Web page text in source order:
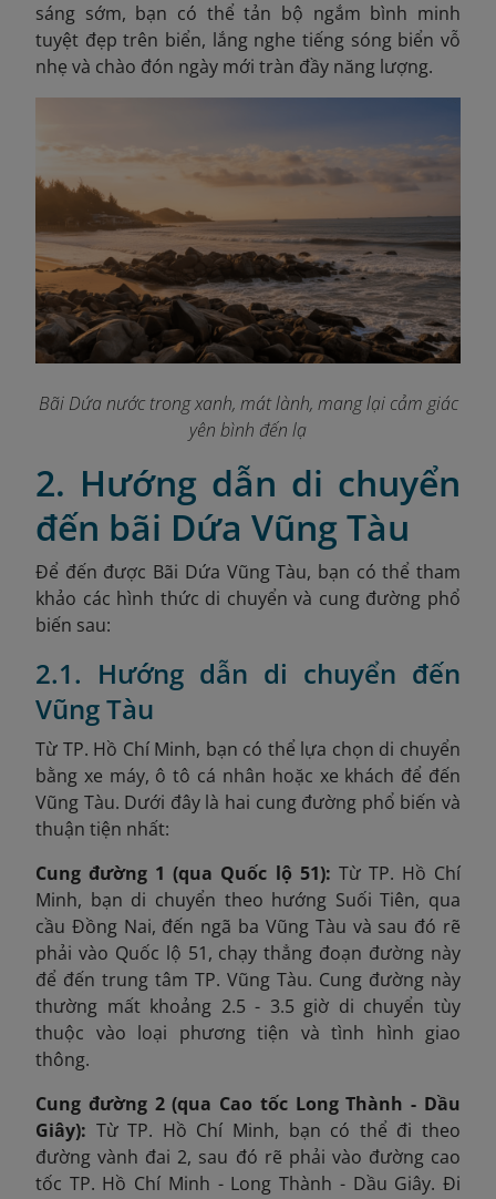
sáng sớm, bạn có thể tản bộ ngắm bình minh
tuyệt đẹp trên biển, lắng nghe tiếng sóng biển vỗ
nhẹ và chào đón ngày mới tràn đầy năng lượng.
Bãi Dứa nước trong xanh, mát lành, mang lại cảm giác
yên bình đến lạ
2. Hướng dẫn di chuyển
đến bãi Dứa Vũng Tàu
Để đến được Bãi Dứa Vũng Tàu, bạn có thể tham
khảo các hình thức di chuyển và cung đường phổ
biến sau:
2.1. Hướng dẫn di chuyển đến
Vũng Tàu
Từ TP. Hồ Chí Minh, bạn có thể lựa chọn di chuyển
bằng xe máy, ô tô cá nhân hoặc xe khách để đến
Vũng Tàu. Dưới đây là hai cung đường phổ biến và
thuận tiện nhất:
Cung đường 1 (qua Quốc lộ 51): Từ TP. Hồ Chí
Minh, bạn di chuyển theo hướng Suối Tiên, qua
cầu Đồng Nai, đến ngã ba Vũng Tàu và sau đó rẽ
phải vào Quốc lộ 51, chạy thẳng đoạn đường này
để đến trung tâm TP. Vũng Tàu. Cung đường này
thường mất khoảng 2.5 - 3.5 giờ di chuyển tùy
thuộc vào loại phương tiện và tình hình giao
thông.
Cung đường 2 (qua Cao tốc Long Thành - Dầu
Giây): Từ TP. Hồ Chí Minh, bạn có thể đi theo
đường vành đai 2, sau đó rẽ phải vào đường cao
tốc TP. Hồ Chí Minh - Long Thành - Dầu Giây. Đi